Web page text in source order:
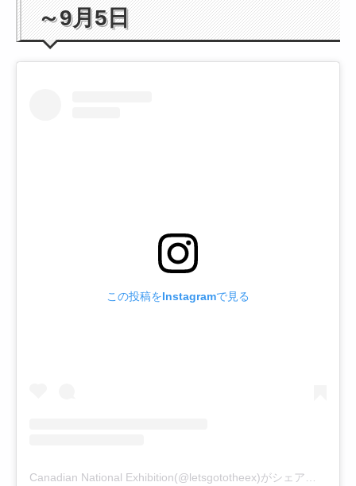
～9月5日
この投稿をInstagramで見る
Canadian National Exhibition(@letsgototheex)がシェアした投稿